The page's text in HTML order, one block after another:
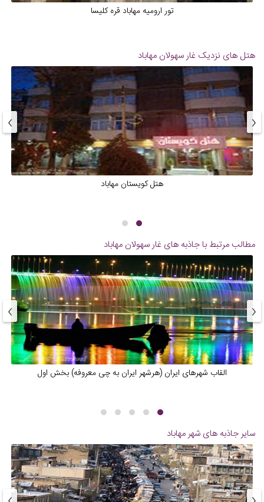
تور ارومیه مهاباد قره کلیسا
هتل های نزدیک غار سهولان مهاباد
هتل کویستان مهاباد
‹
›
مطالب مرتبط با جاذبه های غار سهولان مهاباد
القاب شهرهای ایران (هرشهر ایران به چی معروفه) بخش اول
‹
›
سایر جاذبه های شهرمهاباد